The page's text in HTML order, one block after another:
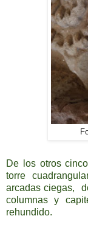
De los otros
torre
arcadas ciegas,
columnas y
rehundido.